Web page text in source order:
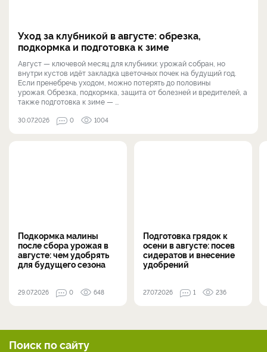
Уход за клубникой в августе: обрезка,
подкормка и подготовка к зиме
Август — ключевой месяц для клубники: урожай собран, но
внутри кустов идёт закладка цветочных почек на будущий год.
Если пренебречь уходом, можно потерять до половины
урожая. Обрезка, подкормка, защита от болезней и вредителей, а
также подготовка к зиме — ...
30.07.2026 0 1004
Подкормка малины
после сбора урожая в
августе: чем удобрять
для будущего сезона
29.07.2026 0 648
Подготовка грядок к
осени в августе: посев
сидератов и внесение
удобрений
27.07.2026 1 236
Поиск по сайту